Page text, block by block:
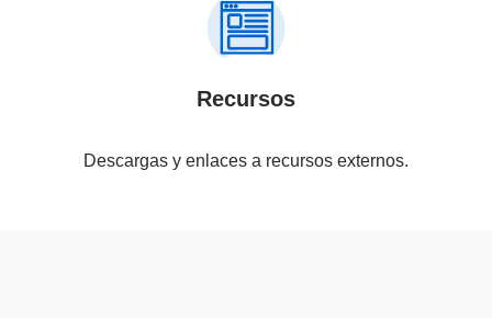
Recursos
Descargas y enlaces a recursos externos.